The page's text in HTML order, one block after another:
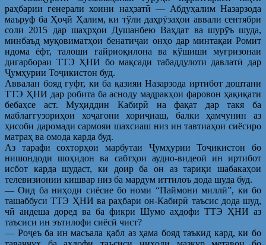
раҳбарии генерали хоини наҳзатӣ — Абдуҳалим Назарзода
маъруф ба Ҳоҷӣ Ҳалим, ки тўли даҳрӯзаҳои аввали сентябри
соли 2015 дар шаҳрҳои Душанбею Ваҳдат ва шурӯъ шуда,
минбаъд муқовиматҳои бенатиҷаи онҳо дар минтақаи Ромит
идома ёфт, талоши ғайриоқилона ва кўшиши муғризонаи
дигарбораи ТТЭ ҲНИ бо мақсади табаддулоти давлатӣ дар
Ҷумҳурии Тоҷикистон буд.
Аввалан бояд гуфт, ки ба қазияи Назарзода иртибот доштани
ТТЭ ҲНИ дар робита ба асноду мадракҳои фаровон ҳақиқати
бебаҳсе аст. Муҳиддин Кабирӣ на фақат дар такя ба
маблағгузориҳои хоҷагони хориҷиаш, балки ҳамчунин аз
ҳисоби даромади сармояи шахсиаш низ ин тавтиаҳои сиёсиро
матраҳ ва омода карда буд.
Аз тарафи сохторҳои марбутаи Ҷумҳурии Тоҷикистон бо
нишондоди шоҳидон ва сабтҳои аудио-видеоӣ ин иртибот
исбот карда шудаст, ки доир ба он аз тариқи шабакаҳои
телевизионии кишвар низ ба мардум иттилоъ дода шуда буд.
— Оид ба ниҳоди сиёсие бо номи “Паймони миллӣ”, ки бо
ташаббуси ТТЭ ҲНИ ва раҳбари он-Кабирӣ таъсис дода шуд,
чӣ андеша доред ва ба фикри Шумо аҳдофи ТТЭ ҲНИ аз
таъсиси ин эътилофи сиёсӣ чист?
— Роҷеъ ба ин масъала қабл аз ҳама бояд таъкид кард, ки бо